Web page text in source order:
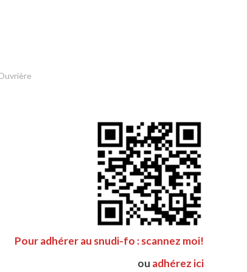
Pour adhérer au snudi-fo : scannez moi!
ou adhérez ici